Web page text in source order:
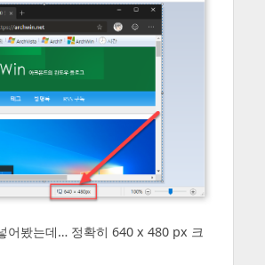
어봤는데… 정확히 640 x 480 px 크